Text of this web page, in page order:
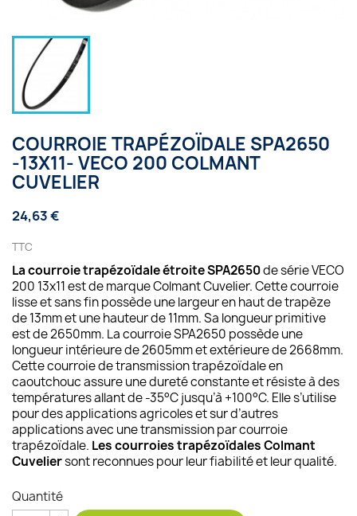
COURROIE TRAPÉZOÏDALE SPA2650
-13X11- VECO 200 COLMANT
CUVELIER
24,63 €
TTC
La courroie trapézoïdale étroite SPA2650de série VECO
200 13x11 est de marque Colmant Cuvelier. Cette courroie
lisse et sans fin possède une largeur en haut de trapèze
de 13mm et une hauteur de 11mm. Sa longueur primitive
est de 2650mm. La courroie SPA2650 possède une
longueur intérieure de 2605mm et extérieure de 2668mm.
Cette courroie de transmission trapézoïdale en
caoutchouc assure une dureté constante et résiste à des
températures allant de -35°C jusqu’à +100°C. Elle s’utilise
pour des applications agricoles et sur d’autres
applications avec une transmission par courroie
trapézoïdale. Les courroies trapézoïdales Colmant
Cuveliersont reconnues pour leur fiabilité et leur qualité.
Quantité